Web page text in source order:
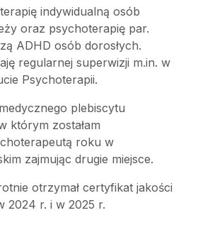
indywidualną osób
oraz psychoterapię par.
ADHD osób dorosłych.
regularnej superwizji m.in. w
Psychoterapii.
plebiscytu
którym zostałam
roku w
zajmując drugie miejsce.
otrzymał certyfikat jakości
2024 r. i w 2025 r.